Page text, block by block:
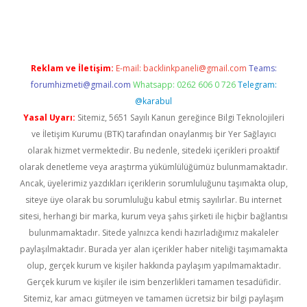
Reklam ve İletişim: E-mail: backlinkpaneli@gmail.com Teams:
forumhizmeti@gmail.com Whatsapp: 0262 606 0 726 Telegram:
@karabul
Yasal Uyarı: Sitemiz, 5651 Sayılı Kanun gereğince Bilgi Teknolojileri
ve İletişim Kurumu (BTK) tarafından onaylanmış bir Yer Sağlayıcı
olarak hizmet vermektedir. Bu nedenle, sitedeki içerikleri proaktif
olarak denetleme veya araştırma yükümlülüğümüz bulunmamaktadır.
Ancak, üyelerimiz yazdıkları içeriklerin sorumluluğunu taşımakta olup,
siteye üye olarak bu sorumluluğu kabul etmiş sayılırlar. Bu internet
sitesi, herhangi bir marka, kurum veya şahıs şirketi ile hiçbir bağlantısı
bulunmamaktadır. Sitede yalnızca kendi hazırladığımız makaleler
paylaşılmaktadır. Burada yer alan içerikler haber niteliği taşımamakta
olup, gerçek kurum ve kişiler hakkında paylaşım yapılmamaktadır.
Gerçek kurum ve kişiler ile isim benzerlikleri tamamen tesadüfidir.
Sitemiz, kar amacı gütmeyen ve tamamen ücretsiz bir bilgi paylaşım